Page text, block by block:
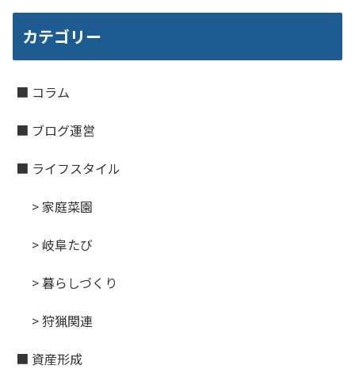
カテゴリー
■ コラム
■ ブログ運営
■ ライフスタイル
> 家庭菜園
> 岐阜たび
> 暮らしづくり
> 狩猟関連
■ 資産形成